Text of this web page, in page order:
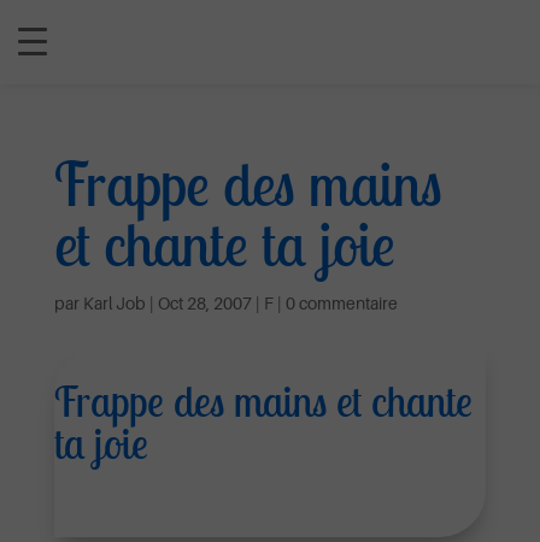
Frappe des mains
et chante ta joie
par Karl Job | Oct 28, 2007| F| 0 commentaire
Frappe des mains et chante
ta joie